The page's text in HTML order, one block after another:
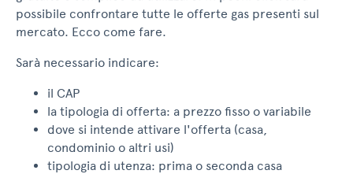
possibile confrontare tutte le offerte gas presenti sul
mercato. Ecco come fare.
Sarà necessario indicare:
il CAP
la tipologia di offerta: a prezzo fisso o variabile
dove si intende attivare l'offerta (casa,
condominio o altri usi)
tipologia di utenza: prima o seconda casa